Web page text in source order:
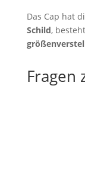
Das Cap hat
Schild,
Fragen